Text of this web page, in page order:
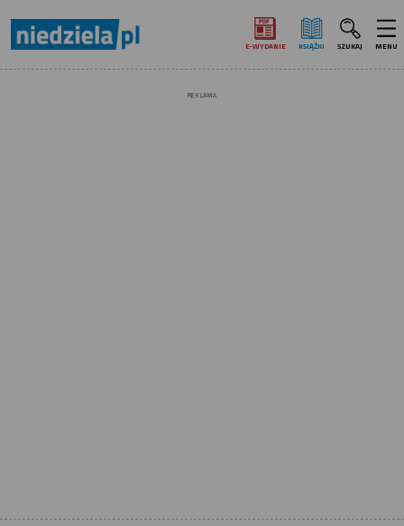
E‑WYDANIE KSIĄŻKI SZUKAJ MENU
REKLAMA